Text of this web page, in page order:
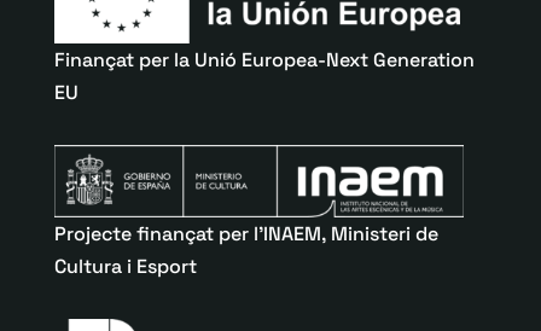
Finançat per la Unió Europea-Next Generation
EU
Projecte finançat per l’INAEM, Ministeri de
Cultura i Esport